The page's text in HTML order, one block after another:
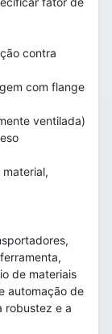
contra
com flange
ventilada)
de materiais
automação de
robustez e a